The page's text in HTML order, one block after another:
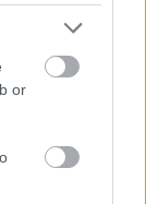
or